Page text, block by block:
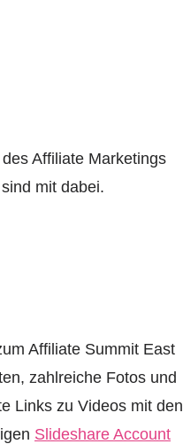
Affiliate Marketings
mit dabei.
Affiliate Summit East
zahlreiche Fotos und
Links zu Videos mit den
Slideshare Account